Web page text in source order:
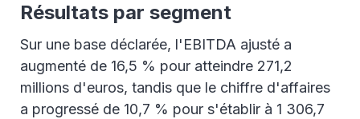
Résultats par segment
Sur une base déclarée, l'EBITDA ajusté a
augmenté de 16,5 % pour atteindre 271,2
millions d'euros, tandis que le chiffre d'affaires
a progressé de 10,7 % pour s'établir à 1 306,7